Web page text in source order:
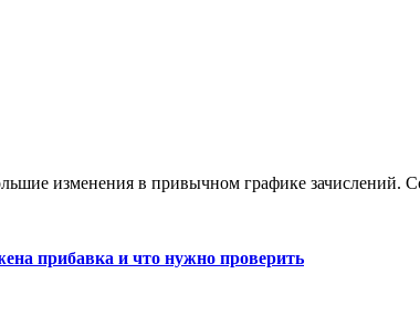
изменения в привычном графике зачислений.
прибавка и что нужно проверить